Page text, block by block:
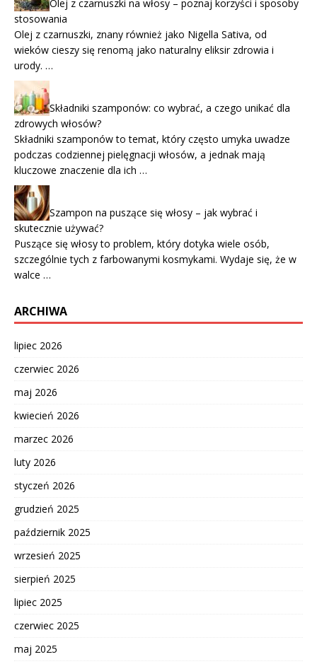
Olej z czarnuszki na włosy – poznaj korzyści i sposoby
stosowania
Olej z czarnuszki, znany również jako Nigella Sativa, od
wieków cieszy się renomą jako naturalny eliksir zdrowia i
urody. …
Składniki szamponów: co wybrać, a czego unikać dla
zdrowych włosów?
Składniki szamponów to temat, który często umyka uwadze
podczas codziennej pielęgnacji włosów, a jednak mają
kluczowe znaczenie dla ich …
Szampon na puszące się włosy – jak wybrać i
skutecznie używać?
Puszące się włosy to problem, który dotyka wiele osób,
szczególnie tych z farbowanymi kosmykami. Wydaje się, że w
walce …
ARCHIWA
lipiec 2026
czerwiec 2026
maj 2026
kwiecień 2026
marzec 2026
luty 2026
styczeń 2026
grudzień 2025
październik 2025
wrzesień 2025
sierpień 2025
lipiec 2025
czerwiec 2025
maj 2025